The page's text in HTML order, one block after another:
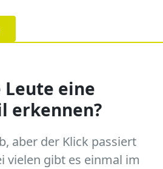
eine
erkennen?
aber der Klick passiert
vielen gibt es einmal im